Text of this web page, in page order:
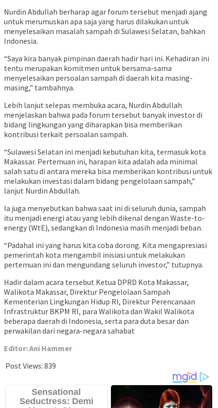
Nurdin Abdullah berharap agar forum tersebut menjadi ajang
untuk merumuskan apa saja yang harus dilakukan untuk
menyelesaikan masalah sampah di Sulawesi Selatan, bahkan
Indonesia.
“Saya kira banyak pimpinan daerah hadir hari ini. Kehadiran ini
tentu merupakan komitmen untuk bersama-sama
menyelesaikan persoalan sampah di daerah kita masing-
masing,” tambahnya.
Lebih lanjut selepas membuka acara, Nurdin Abdullah
menjelaskan bahwa pada forum tersebut banyak investor di
bidang lingkungan yang diharapkan bisa memberikan
kontribusi terkait persoalan sampah.
“Sulawesi Selatan ini menjadi kebutuhan kita, termasuk kota
Makassar. Pertemuan ini, harapan kita adalah ada minimal
salah satu di antara mereka bisa memberikan kontribusi untuk
melakukan investasi dalam bidang pengelolaan sampah,”
lanjut Nurdin Abdullah.
Ia juga menyebutkan bahwa saat ini di seluruh dunia, sampah
itu menjadi energi atau yang lebih dikenal dengan Waste-to-
energy (WtE), sedangkan di Indonesia masih menjadi beban.
“Padahal ini yang harus kita coba dorong. Kita mengapresiasi
pemerintah kota mengambil inisiasi untuk melakukan
pertemuan ini dan mengundang seluruh investor,” tutupnya.
Hadir dalam acara tersebut Ketua DPRD Kota Makassar,
Walikota Makassar, Direktur Pengelolaan Sampah
Kementerian Lingkungan Hidup RI, Direktur Perencanaan
Infrastruktur BKPM RI, para Walikota dan Wakil Walikota
beberapa daerah di Indonesia, serta para duta besar dan
perwakilan dari negara-negara sahabat
Editor: Ani Hammer
Post Views: 839